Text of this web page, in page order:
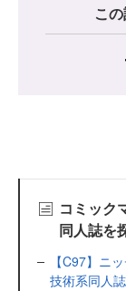
こ
コミック
同人誌を
【C97】ニ
技術系同人